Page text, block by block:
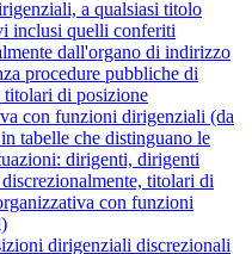
a qualsiasi titolo
inclusi quelli conferiti
dall'organo di indirizzo
procedure pubbliche di
titolari di posizione
con funzioni dirigenziali (da
tabelle che distinguano le
dirigenti, dirigenti
titolari di
con funzioni
dirigenziali discrezionali